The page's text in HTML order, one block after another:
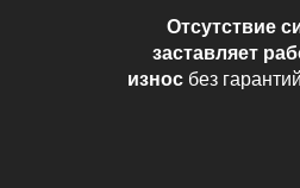
Отсутствие
заставляет
износ без